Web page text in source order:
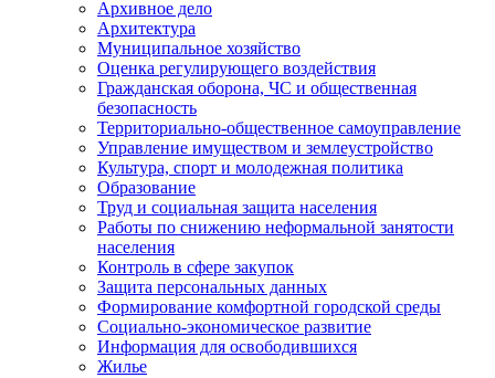
Архивное дело
Архитектура
Муниципальное хозяйство
Оценка регулирующего воздействия
Гражданская оборона, ЧС и общественная
безопасность
Территориально-общественное самоуправление
Управление имуществом и землеустройство
Культура, спорт и молодежная политика
Образование
Труд и социальная защита населения
Работы по снижению неформальной занятости
населения
Контроль в сфере закупок
Защита персональных данных
Формирование комфортной городской среды
Социально-экономическое развитие
Информация для освободившихся
Жилье